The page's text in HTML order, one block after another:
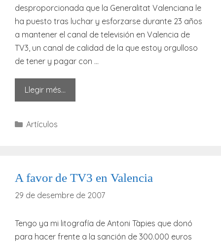
desproporcionada que la Generalitat Valenciana le
ha puesto tras luchar y esforzarse durante 23 años
a mantener el canal de televisión en Valencia de
TV3, un canal de calidad de la que estoy orgulloso
de tener y pagar con …
Llegir més…
Categories
Artículos
A favor de TV3 en Valencia
29 de desembre de 2007
Tengo ya mi litografía de Antoni Tàpies que donó
para hacer frente a la sanción de 300.000 euros